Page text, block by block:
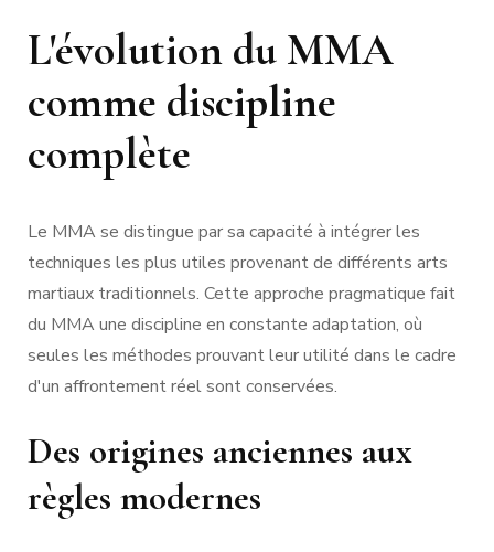
L'évolution du MMA
comme discipline
complète
Le MMA se distingue par sa capacité à intégrer les
techniques les plus utiles provenant de différents arts
martiaux traditionnels. Cette approche pragmatique fait
du MMA une discipline en constante adaptation, où
seules les méthodes prouvant leur utilité dans le cadre
d'un affrontement réel sont conservées.
Des origines anciennes aux
règles modernes